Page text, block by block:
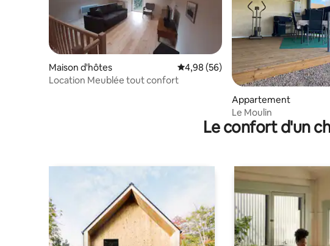
Maison d'hôtes Évaluation moyenne sur la base de
4,98 (56)
Location Meublée tout confort
Appartement
Le Moulin
Le confort d'un